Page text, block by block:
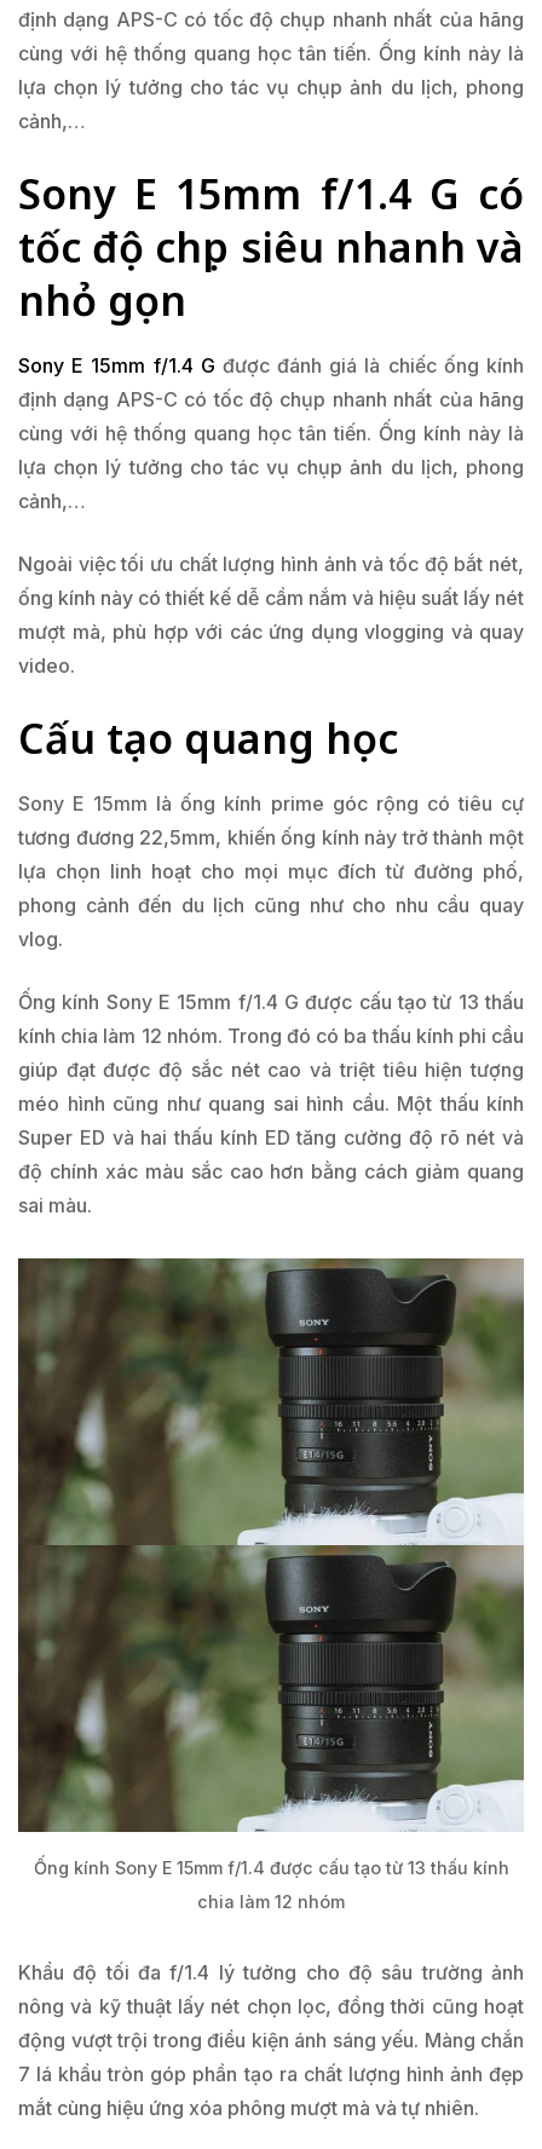
định dạng APS-C có tốc độ chụp nhanh nhất của hãng
cùng với hệ thống quang học tân tiến. Ống kính này là
lựa chọn lý tưởng cho tác vụ chụp ảnh du lịch, phong
cảnh,…
Sony E 15mm f/1.4 G có
tốc độ chụp siêu nhanh và
nhỏ gọn
Sony E 15mm f/1.4 G được đánh giá là chiếc ống kính
định dạng APS-C có tốc độ chụp nhanh nhất của hãng
cùng với hệ thống quang học tân tiến. Ống kính này là
lựa chọn lý tưởng cho tác vụ chụp ảnh du lịch, phong
cảnh,…
Ngoài việc tối ưu chất lượng hình ảnh và tốc độ bắt nét,
ống kính này có thiết kế dễ cầm nắm và hiệu suất lấy nét
mượt mà, phù hợp với các ứng dụng vlogging và quay
video.
Cấu tạo quang học
Sony E 15mm là ống kính prime góc rộng có tiêu cự
tương đương 22,5mm, khiến ống kính này trở thành một
lựa chọn linh hoạt cho mọi mục đích từ đường phố,
phong cảnh đến du lịch cũng như cho nhu cầu quay
vlog.
Ống kính Sony E 15mm f/1.4 G được cấu tạo từ 13 thấu
kính chia làm 12 nhóm. Trong đó có ba thấu kính phi cầu
giúp đạt được độ sắc nét cao và triệt tiêu hiện tượng
méo hình cũng như quang sai hình cầu. Một thấu kính
Super ED và hai thấu kính ED tăng cường độ rõ nét và
độ chính xác màu sắc cao hơn bằng cách giảm quang
sai màu.
Ống kính Sony E 15mm f/1.4 được cấu tạo từ 13 thấu kính
chia làm 12 nhóm
Khẩu độ tối đa f/1.4 lý tưởng cho độ sâu trường ảnh
nông và kỹ thuật lấy nét chọn lọc, đồng thời cũng hoạt
động vượt trội trong điều kiện ánh sáng yếu. Màng chắn
7 lá khẩu tròn góp phần tạo ra chất lượng hình ảnh đẹp
mắt cùng hiệu ứng xóa phông mượt mà và tự nhiên.